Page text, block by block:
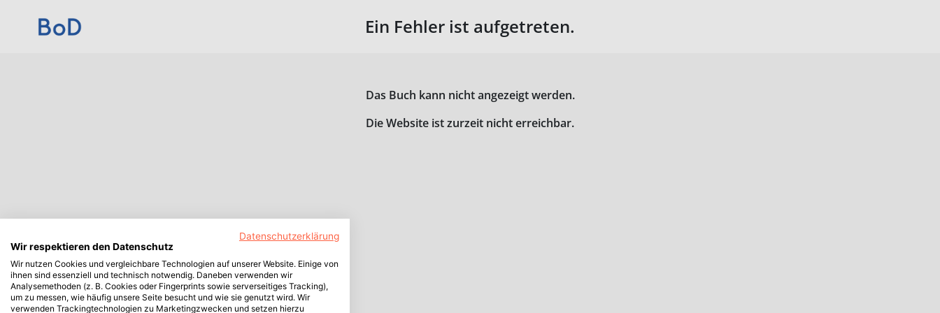
Ein Fehler ist aufgetreten.
Das Buch kann nicht angezeigt werden.
Die Website ist zurzeit nicht erreichbar.
Datenschutzerklärung
Wir respektieren den Datenschutz
Wir nutzen Cookies und vergleichbare Technologien auf unserer Website. Einige von
ihnen sind essenziell und technisch notwendig. Daneben verwenden wir
Analysemethoden (z. B. Cookies oder Fingerprints sowie serverseitiges Tracking),
um zu messen, wie häufig unsere Seite besucht und wie sie genutzt wird. Wir
verwenden Trackingtechnologien zu Marketingzwecken und setzen hierzu